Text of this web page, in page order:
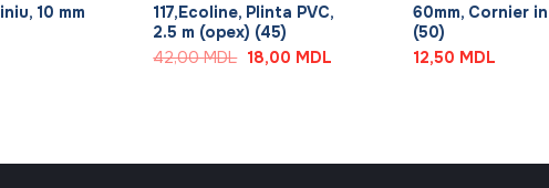
10 mm
117,Ecoline, Plinta PVC,
2.5 m (орех) (45)
42,00MDL Первоначальная
цена
18,00 MDL
60mm, Cornier
(50)
12,50 MDL